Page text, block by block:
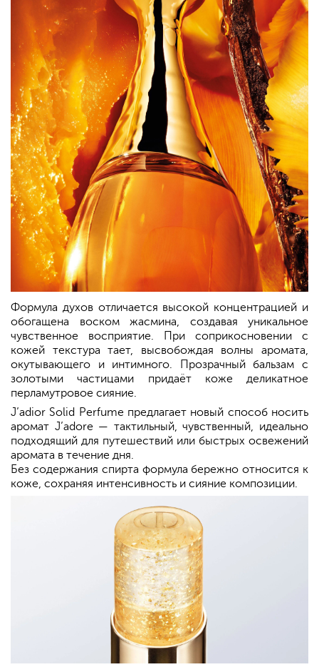
Формула духов отличается высокой концентрацией и
обогащена воском жасмина, создавая уникальное
чувственное восприятие. При соприкосновении с
кожей текстура тает, высвобождая волны аромата,
окутывающего и интимного. Прозрачный бальзам с
золотыми частицами придаёт коже деликатное
перламутровое сияние.
J’adior Solid Perfume предлагает новый способ носить
аромат J’adore — тактильный, чувственный, идеально
подходящий для путешествий или быстрых освежений
аромата в течение дня.
Без содержания спирта формула бережно относится к
коже, сохраняя интенсивность и сияние композиции.